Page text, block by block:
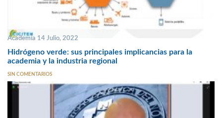
Academia 14 Julio, 2022
Hidrógeno verde: sus principales implicancias para la
academia y la industria regional
SIN COMENTARIOS